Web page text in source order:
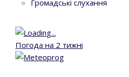
Громадські слухання
Погода на 2 тижні